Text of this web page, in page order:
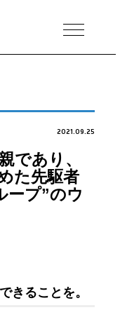
MENU
2021.09.25
であり、
た先駆者
ープ”のウ
きることを。